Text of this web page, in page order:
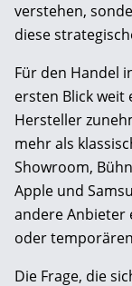
verstehen,
diese
Für den Handel
ersten Blick weit
Hersteller
mehr als
Showroom,
Apple und
andere Anbieter
oder
Die Frage, die